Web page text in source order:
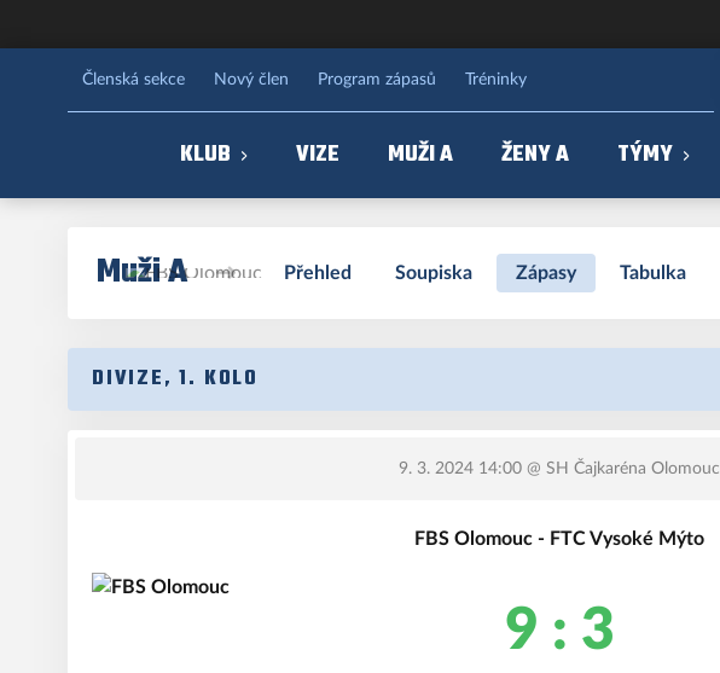
Členská sekce Nový člen Program zápasů Tréninky
KLUB VIZE MUŽI A ŽENY A TÝMY
Muži A Přehled Soupiska Zápasy Tabulka
DIVIZE, 1. KOLO
9. 3. 2024 14:00 @ SH Čajkaréna Olomouc
FBS Olomouc - FTC Vysoké Mýto
9 : 3